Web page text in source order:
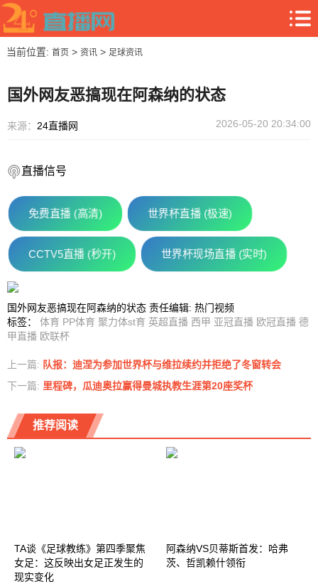
当前位置: 首页> 资讯> 足球资讯
国外网友恶搞现在阿森纳的状态
来源： 24直播网 2026-05-20 20:34:00
直播信号
免费直播 (高清) 世界杯直播 (极速)
CCTV5直播 (秒开) 世界杯现场直播 (实时)
国外网友恶搞现在阿森纳的状态 责任编辑: 热门视频
标签： 体育 PP体育 聚力体st育 英超直播 西甲 亚冠直播 欧冠直播 德
甲直播 欧联杯
上一篇: 队报：迪涅为参加世界杯与维拉续约并拒绝了冬窗转会
下一篇: 里程碑，瓜迪奥拉赢得曼城执教生涯第20座奖杯
推荐阅读
TA谈《足球教练》第四季聚焦
女足：这反映出女足正发生的
现实变化
阿森纳VS贝蒂斯首发：哈弗
茨、哲凯赖什领衔